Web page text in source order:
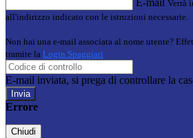
E-mail Verrà
all'indirizzo indicato con le istruzioni necessarie.
Non hai una e-mail associata al nome utente?
tramite la Login Spaggiari
E-mail inviata, si prega di controllare la
Errore
Chiudi